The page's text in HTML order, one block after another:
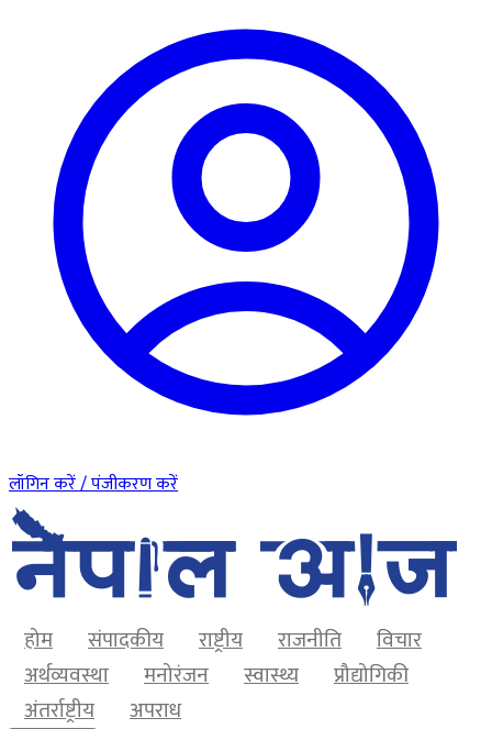
लॉगिन करें / पंजीकरण करें
होम संपादकीय राष्ट्रीय राजनीति
विचार
अर्थव्यवस्था
मनोरंजन स्वास्थ्य
प्रौद्योगिकी
अंतर्राष्ट्रीय
अपराध